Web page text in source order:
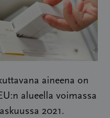
aineena on
alueella voimassa
2021.